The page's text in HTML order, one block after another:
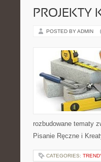
PROJEKTY
POSTED BY ADMIN
rozbudowane tematy
Pisanie Ręczne i
CATEGORIES: